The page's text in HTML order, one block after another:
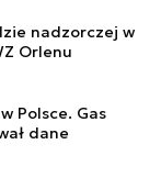
nadzorczej w
Orlenu
Polsce. Gas
dane